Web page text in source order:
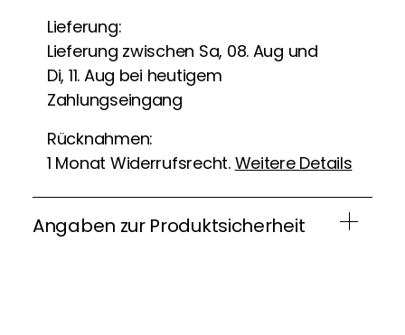
Lieferung:
Lieferung zwischen Sa, 08. Aug und
Di, 11. Aug bei heutigem
Zahlungseingang
Rücknahmen:
1 Monat Widerrufsrecht. Weitere Details
Angaben zur Produktsicherheit